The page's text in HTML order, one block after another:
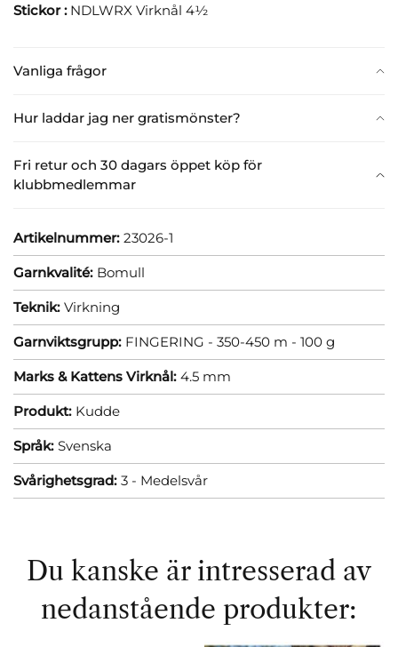
Vanliga frågor
Hur laddar jag ner gratismönster?
Fri retur och 30 dagars öppet köp för
klubbmedlemmar
Stickor :NDLWRX Virknål 4½
Artikelnummer: 23026-1
Garnkvalité: Bomull
Teknik: Virkning
Garnviktsgrupp: FINGERING - 350-450 m - 100 g
Marks & Kattens Virknål: 4.5 mm
Produkt: Kudde
Språk: Svenska
Svårighetsgrad: 3 - Medelsvår
Du kanske är intresserad av
nedanstående produkter: